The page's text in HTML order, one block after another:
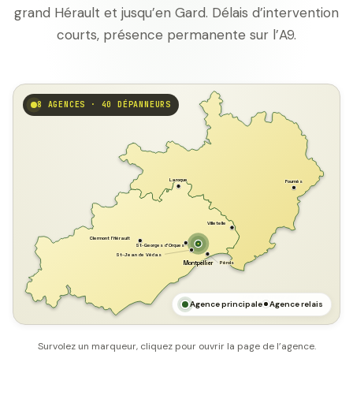
grand Hérault et jusqu’en Gard. Délais d’intervention
courts, présence permanente sur l’A9.
Montpellier Pérols
Laroque Fournès
Villetelle
St-Georges d'Orques
Clermont l'Hérault
St-Jean de Védas
8 AGENCES · 40 DÉPANNEURS
Agence principale Agence relais
Survolez un marqueur, cliquez pour ouvrir la page de l’agence.